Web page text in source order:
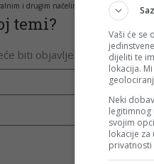
i drugim načelima i uvjerenjima.
temi?
biti objavljena. Sva polja su
Vaši će se
dijeliti te
lokacija.
Neki
legitimnog
svojim
lokacije
privatnosti